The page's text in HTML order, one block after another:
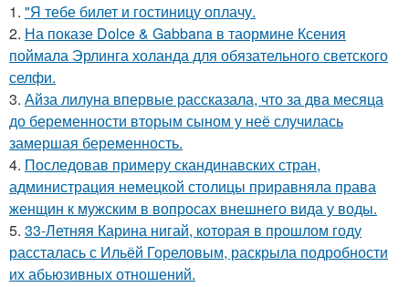
1. "Я тебе билет и гостиницу оплачу.
2. На показе Dolce & Gabbana в таормине Ксения
поймала Эрлинга холанда для обязательного светского
селфи.
3. Айза лилуна впервые рассказала, что за два месяца
до беременности вторым сыном у неё случилась
замершая беременность.
4. Последовав примеру скандинавских стран,
администрация немецкой столицы приравняла права
женщин к мужским в вопросах внешнего вида у воды.
5. 33-Летняя Карина нигай, которая в прошлом году
рассталась с Ильёй Гореловым, раскрыла подробности
их абьюзивных отношений.